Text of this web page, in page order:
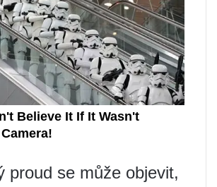
proud se může objevit,